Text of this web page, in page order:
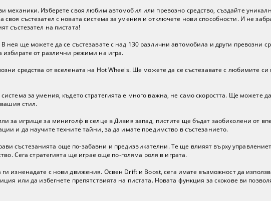
механики. Изберете своя любим автомобил или превозно средство, създайте
състезател с новата система за умения и отключете нови способности. И не
състезател на пистата!
ще можете да се състезавате с над 130 различни автомобила и други превозни
избирате от различни режими на игра.
средства от вселената на Hot Wheels. Ще можете да се състезавате с любимите си
за умения, където стратегията е много важна, не само скоростта. Ще можете
вашия стил.
за игрище за миниголф в селце в Дивия запад, пистите ще бъдат заобиколени от
и да научите техните тайни, за да имате предимство в състезанието.
състезанията още по-забавни и предизвикателни. Те ще влияят върху
Сега стратегията ще играе още по-голяма роля в играта.
изненадате с нови движения. Освен Drift и Boost, сега имате възможност да
или да избегнете препятствията на пистата. Новата функция за скокове ви